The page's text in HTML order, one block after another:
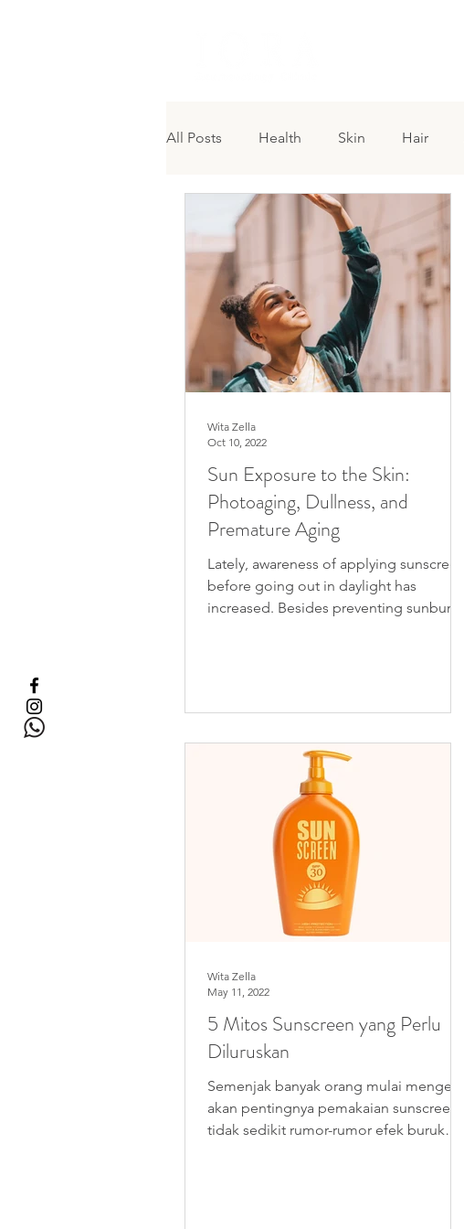
All Posts Health Skin Hair
Sun Exposure to the Skin:
Photoaging, Dullness, and
Premature Aging
Lately, awareness of applying sunscreen
before going out in daylight has
increased. Besides preventing sunburn,
Wita Zella
Oct 10, 2022
5 Mitos Sunscreen yang Perlu
Diluruskan
Semenjak banyak orang mulai mengerti
akan pentingnya pemakaian sunscreen,
tidak sedikit rumor-rumor efek buruk
Wita Zella
May 11, 2022